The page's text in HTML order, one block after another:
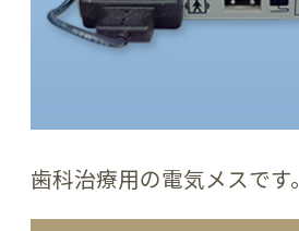
歯科治療用の電気メスです。